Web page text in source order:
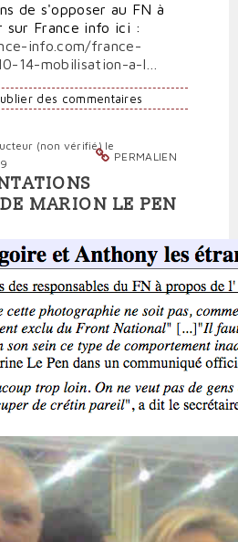
de s'opposer au FN à
France info ici :
info.com/france-
14-mobilisation-a-l…
des commentaires
PERMALIEN
(non vérifié)le
MARION LE PEN